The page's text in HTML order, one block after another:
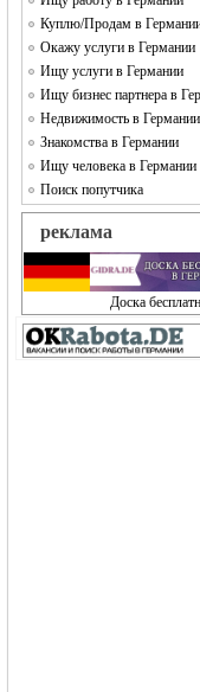
Куплю/Продам в
Окажу услуги в Германии
Ищу услуги в Германии
Ищу бизнес партнера в
Недвижимость в Германии
Знакомства в Германии
Ищу человека в Германии
Поиск попутчика
реклама
Доска